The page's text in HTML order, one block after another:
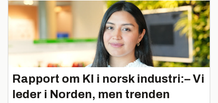
Rapport om KI i norsk industri:– Vi
leder i Norden, men trenden